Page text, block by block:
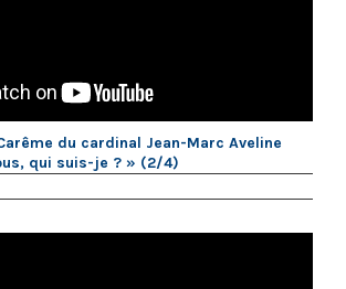
du cardinal Jean-Marc Aveline
qui suis-je ? » (2/4)